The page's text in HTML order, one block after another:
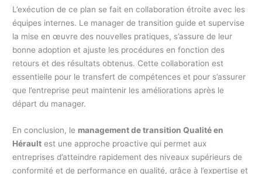
L’exécution de ce plan se fait en collaboration étroite avec les
équipes internes. Le manager de transition guide et supervise
la mise en œuvre des nouvelles pratiques, s’assure de leur
bonne adoption et ajuste les procédures en fonction des
retours et des résultats obtenus. Cette collaboration est
essentielle pour le transfert de compétences et pour s’assurer
que l’entreprise peut maintenir les améliorations après le
départ du manager.
En conclusion, le management de transition Qualité en
Hérault est une approche proactive qui permet aux
entreprises d’atteindre rapidement des niveaux supérieurs de
conformité et de performance en qualité, grâce à l’expertise et